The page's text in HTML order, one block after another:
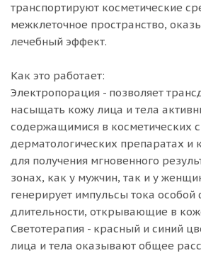
транспортируют косметические
межклеточное пространство,
лечебный эффект.
Как это работает:
Электропорация - позволяет
насыщать кожу лица и тела
содержащимися в косметических
дерматологических препаратах и
для получения мгновенного
зонах, как у мужчин, так и у
генерирует импульсы тока
длительности, открывающие в
Светотерапия - красный и синий
лица и тела оказывают общее